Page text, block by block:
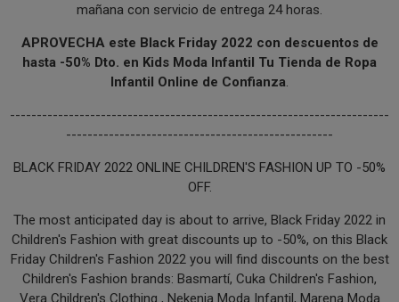
mañana con servicio de entrega 24 horas.
APROVECHA este Black Friday 2022 con descuentos de
hasta -50% Dto. en Kids Moda Infantil Tu Tienda de Ropa
Infantil Online de Confianza.
-----------------------------------------------------------------------
--------------------------------------------------
BLACK FRIDAY 2022 ONLINE CHILDREN'S FASHION UP TO -50%
OFF.
The most anticipated day is about to arrive, Black Friday 2022 in
Children's Fashion with great discounts up to -50%, on this Black
Friday Children's Fashion 2022 you will find discounts on the best
Children's Fashion brands: Basmartí, Cuka Children's Fashion,
Vera Children's Clothing , Nekenia Moda Infantil, Marena Moda